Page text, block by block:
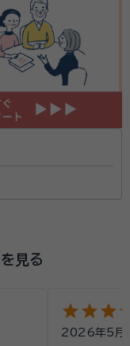
見る
starstarstar
2026年5月